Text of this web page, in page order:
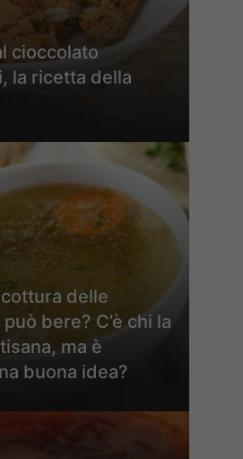
cioccolato
la ricetta della
cottura delle
bere? C’è chi la
ma è
buona idea?